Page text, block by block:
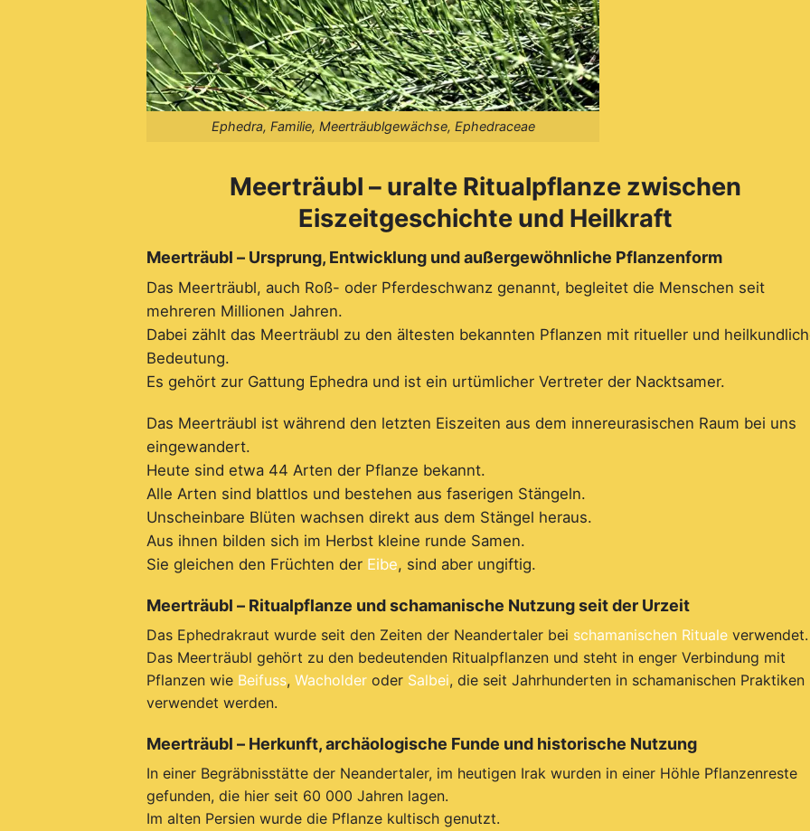
Ephedra, Familie, Meerträublgewächse, Ephedraceae
Meerträubl – uralte Ritualpflanze zwischen
Eiszeitgeschichte und Heilkraft
Meerträubl – Ursprung, Entwicklung und außergewöhnliche Pflanzenform
Das Meerträubl, auch Roß- oder Pferdeschwanz genannt, begleitet die Menschen seit
mehreren Millionen Jahren.
Dabei zählt das Meerträubl zu den ältesten bekannten Pflanzen mit ritueller und
Bedeutung.
Es gehört zur Gattung Ephedra und ist ein urtümlicher Vertreter der Nacktsamer.
Das Meerträubl ist während den letzten Eiszeiten aus dem innereurasischen Raum bei uns
eingewandert.
Heute sind etwa 44 Arten der Pflanze bekannt.
Alle Arten sind blattlos und bestehen aus faserigen Stängeln.
Unscheinbare Blüten wachsen direkt aus dem Stängel heraus.
Aus ihnen bilden sich im Herbst kleine runde Samen.
Sie gleichen den Früchten der Eibe, sind aber ungiftig.
Meerträubl – Ritualpflanze und schamanische Nutzung seit der Urzeit
Das Ephedrakraut wurde seit den Zeiten der Neandertaler bei schamanischen Rituale verwendet.
Das Meerträubl gehört zu den bedeutenden Ritualpflanzen und steht in enger Verbindung mit
Pflanzen wie Beifuss, Wacholder oder Salbei, die seit Jahrhunderten in schamanischen Praktiken
verwendet werden.
Meerträubl – Herkunft, archäologische Funde und historische Nutzung
In einer Begräbnisstätte der Neandertaler, im heutigen Irak wurden in einer Höhle Pflanzenreste
gefunden, die hier seit 60 000 Jahren lagen.
Im alten Persien wurde die Pflanze kultisch genutzt.